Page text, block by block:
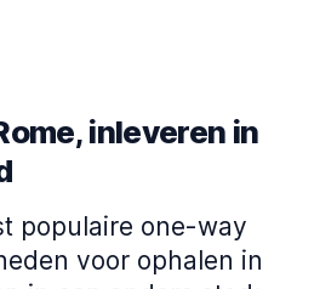
inleveren in
populaire one-way
voor ophalen in